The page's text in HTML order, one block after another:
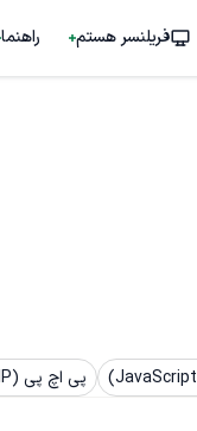
فریلنسر هستم راهنما
پی اچ پی (PHP)